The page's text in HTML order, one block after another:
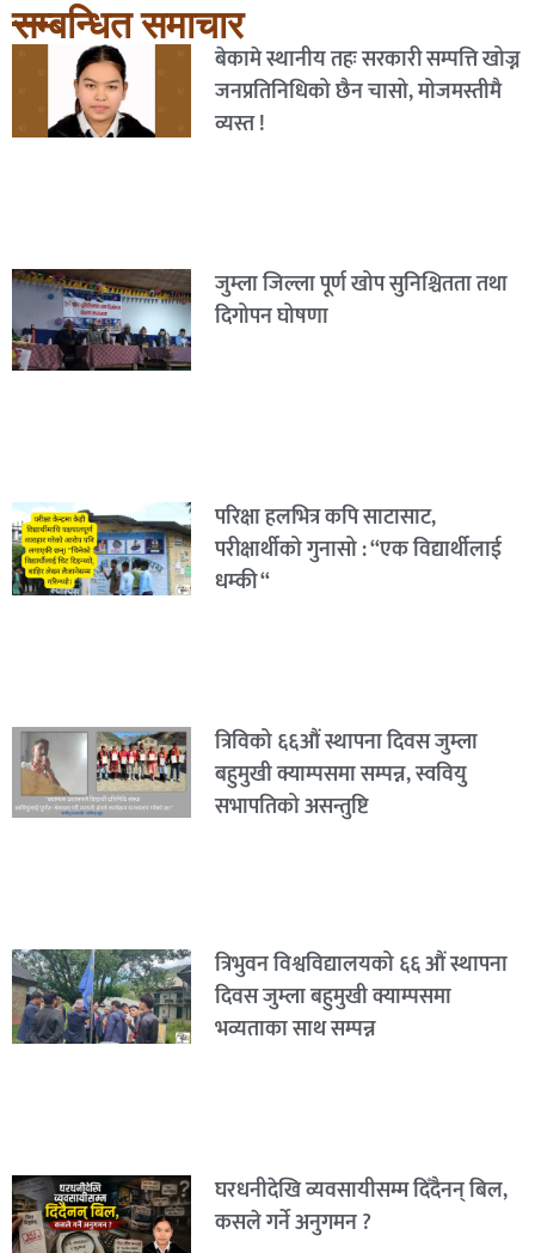
सम्बन्धित समाचार
बेकामे स्थानीय तहः सरकारी सम्पत्ति खोज्न
जनप्रतिनिधिको छैन चासो, मोजमस्तीमै
व्यस्त !
जुम्ला जिल्ला पूर्ण खोप सुनिश्चितता तथा
दिगोपन घोषणा
परिक्षा हलभित्र कपि साटासाट,
परीक्षार्थीको गुनासो : “एक विद्यार्थीलाई
धम्की “
त्रिविको ६६औं स्थापना दिवस जुम्ला
बहुमुखी क्याम्पसमा सम्पन्न, स्ववियु
सभापतिको असन्तुष्टि
त्रिभुवन विश्वविद्यालयको ६६ औं स्थापना
दिवस जुम्ला बहुमुखी क्याम्पसमा
भव्यताका साथ सम्पन्न
घरधनीदेखि व्यवसायीसम्म दिँदैनन् बिल,
कसले गर्ने अनुगमन ?